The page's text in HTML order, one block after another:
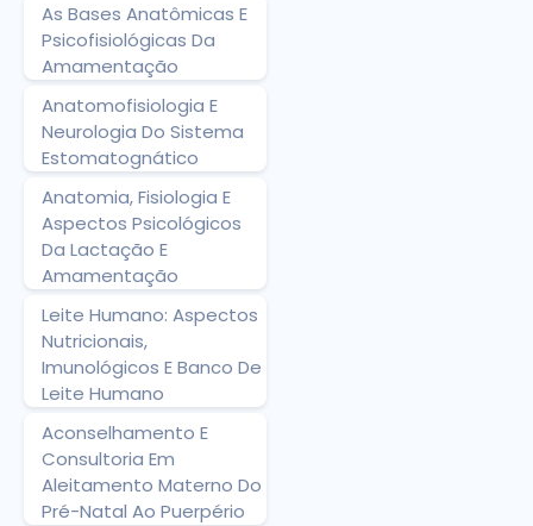
As Bases Anatômicas E
Psicofisiológicas Da
Amamentação
Anatomofisiologia E
Neurologia Do Sistema
Estomatognático
Anatomia, Fisiologia E
Aspectos Psicológicos
Da Lactação E
Amamentação
Leite Humano: Aspectos
Nutricionais,
Imunológicos E Banco De
Leite Humano
Aconselhamento E
Consultoria Em
Aleitamento Materno Do
Pré-Natal Ao Puerpério